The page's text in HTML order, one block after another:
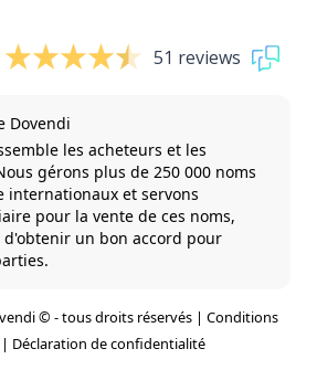
51 reviews
Dovendi
les acheteurs et les
gérons plus de 250 000 noms
internationaux et servons
pour la vente de ces noms,
un bon accord pour
© - tous droits réservés | Conditions
| Déclaration de confidentialité